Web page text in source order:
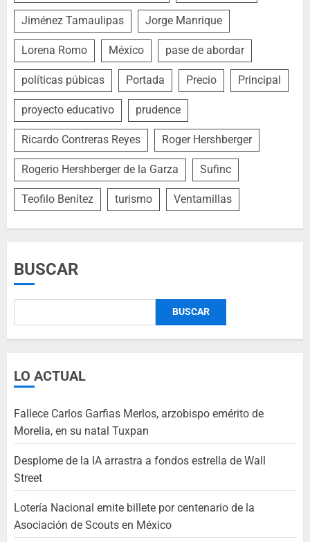
Jiménez Tamaulipas Jorge Manrique
Lorena Romo México pase de abordar
políticas púbicas Portada Precio Principal
proyecto educativo prudence
Ricardo Contreras Reyes Roger Hershberger
Rogerio Hershberger de la Garza Sufinc
Teofilo Benítez turismo Ventamillas
BUSCAR
BUSCAR
LO ACTUAL
Fallece Carlos Garfias Merlos, arzobispo emérito de
Morelia, en su natal Tuxpan
Desplome de la IA arrastra a fondos estrella de Wall
Street
Lotería Nacional emite billete por centenario de la
Asociación de Scouts en México